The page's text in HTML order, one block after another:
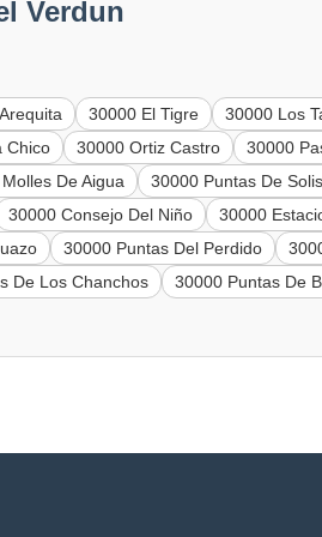
Verdun
30000 El Tigre 30000 Los
Chico 30000 Ortiz Castro 30000
De Aigua 30000 Puntas De Solis
30000 Consejo Del Niño
30000
30000 Puntas Del Perdido
De Los Chanchos
30000 Puntas De